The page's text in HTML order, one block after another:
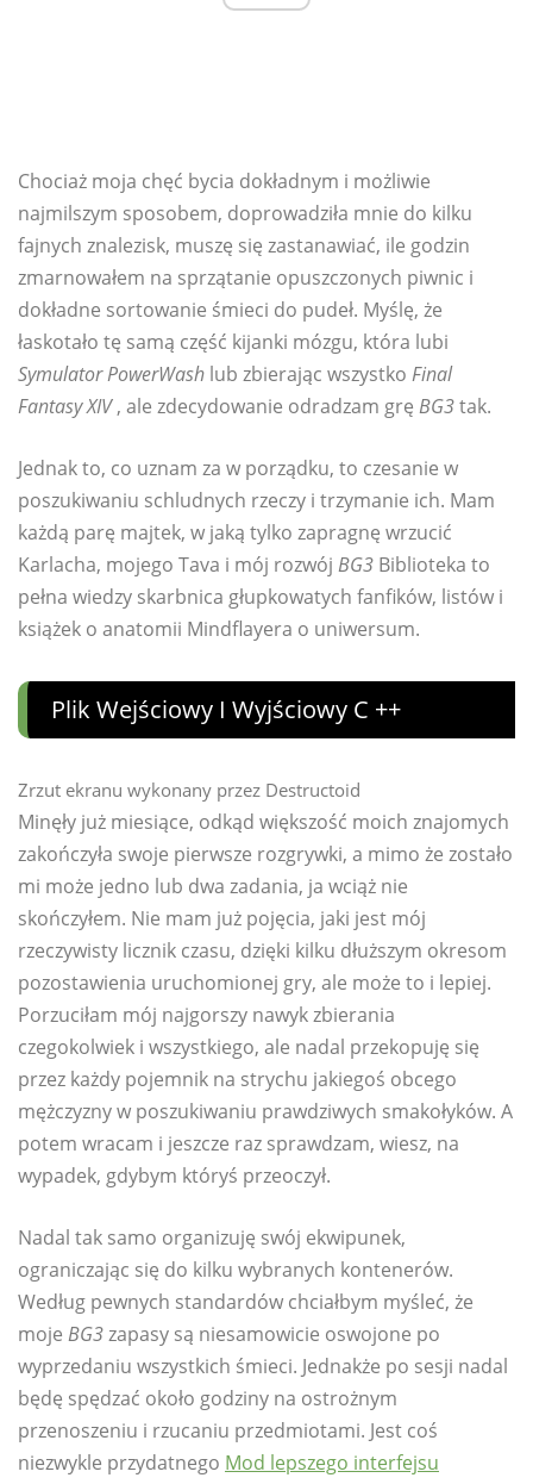
Chociaż moja chęć bycia dokładnym i możliwie
najmilszym sposobem, doprowadziła mnie do kilku
fajnych znalezisk, muszę się zastanawiać, ile godzin
zmarnowałem na sprzątanie opuszczonych piwnic i
dokładne sortowanie śmieci do pudeł. Myślę, że
łaskotało tę samą część kijanki mózgu, która lubi
Symulator PowerWash lub zbierając wszystko Final
Fantasy XIV, ale zdecydowanie odradzam grę BG3tak.
Jednak to, co uznam za w porządku, to czesanie w
poszukiwaniu schludnych rzeczy i trzymanie ich. Mam
każdą parę majtek, w jaką tylko zapragnę wrzucić
Karlacha, mojego Tava i mój rozwój BG3 Biblioteka to
pełna wiedzy skarbnica głupkowatych fanfików, listów i
książek o anatomii Mindflayera o uniwersum.
Plik Wejściowy I Wyjściowy C ++
Zrzut ekranu wykonany przez Destructoid
Minęły już miesiące, odkąd większość moich znajomych
zakończyła swoje pierwsze rozgrywki, a mimo że zostało
mi może jedno lub dwa zadania, ja wciąż nie
skończyłem. Nie mam już pojęcia, jaki jest mój
rzeczywisty licznik czasu, dzięki kilku dłuższym okresom
pozostawienia uruchomionej gry, ale może to i lepiej.
Porzuciłam mój najgorszy nawyk zbierania
czegokolwiek i wszystkiego, ale nadal przekopuję się
przez każdy pojemnik na strychu jakiegoś obcego
mężczyzny w poszukiwaniu prawdziwych smakołyków. A
potem wracam i jeszcze raz sprawdzam, wiesz, na
wypadek, gdybym któryś przeoczył.
Nadal tak samo organizuję swój ekwipunek,
ograniczając się do kilku wybranych kontenerów.
Według pewnych standardów chciałbym myśleć, że
moje BG3zapasy są niesamowicie oswojone po
wyprzedaniu wszystkich śmieci. Jednakże po sesji nadal
będę spędzać około godziny na ostrożnym
przenoszeniu i rzucaniu przedmiotami. Jest coś
niezwykle przydatnego Mod lepszego interfejsu